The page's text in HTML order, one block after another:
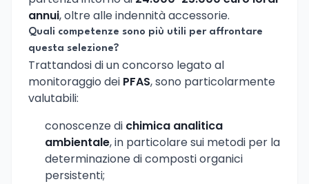
annui, oltre alle indennità accessorie.
Quali competenze sono più utili per affrontare
questa selezione?
Trattandosi di un concorso legato al
monitoraggio dei PFAS, sono particolarmente
valutabili:
conoscenze di chimica analitica
ambientale, in particolare sui metodi per la
determinazione di composti organici
persistenti;